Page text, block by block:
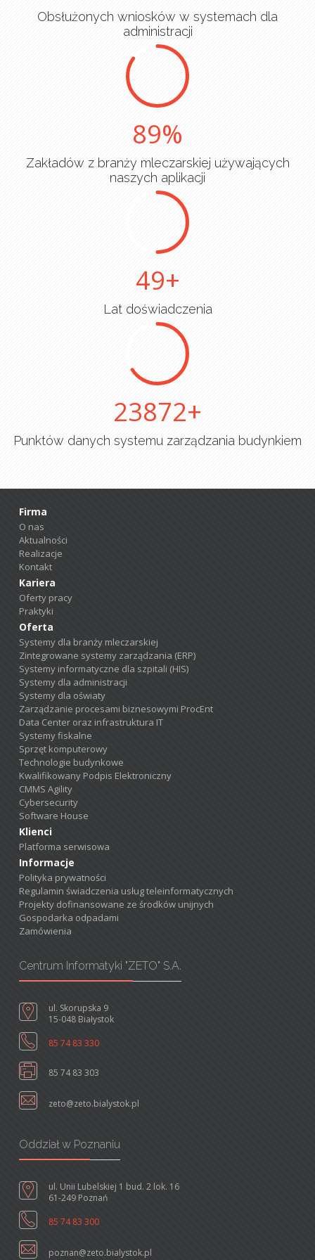
Obsłużonych wniosków w systemach dla
administracji
90
Zakładów z branży mleczarskiej używających
naszych aplikacji
50
Lat doświadczenia
25000
Punktów danych systemu zarządzania budynkiem
Firma
O nas
Aktualności
Realizacje
Kontakt
Kariera
Oferty pracy
Praktyki
Oferta
Systemy dla branży mleczarskiej
Zintegrowane systemy zarządzania (ERP)
Systemy informatyczne dla szpitali (HIS)
Systemy dla administracji
Systemy dla oświaty
Zarządzanie procesami biznesowymi ProcEnt
Data Center oraz infrastruktura IT
Systemy fiskalne
Sprzęt komputerowy
Technologie budynkowe
Kwalifikowany Podpis Elektroniczny
CMMS Agility
Cybersecurity
Software House
Klienci
Platforma serwisowa
Informacje
Polityka prywatności
Regulamin świadczenia usług teleinformatycznych
Projekty dofinansowane ze środków unijnych
Gospodarka odpadami
Zamówienia
Centrum Informatyki "ZETO" S.A.
ul. Skorupska 9
15-048 Białystok
85 74 83 330
85 74 83 303
zeto@zeto.bialystok.pl
Oddział w Poznaniu
ul. Unii Lubelskiej 1 bud. 2 lok. 16
61-249 Poznań
85 74 83 300
poznan@zeto.bialystok.pl